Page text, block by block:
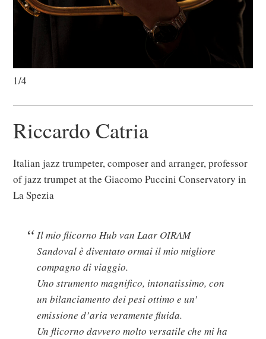
1/4
Riccardo Catria
Italian jazz trumpeter, composer and arranger, professor
of jazz trumpet at the Giacomo Puccini Conservatory in
La Spezia
Il mio flicorno Hub van Laar OIRAM
Sandoval è diventato ormai il mio migliore
compagno di viaggio.
Uno strumento magnifico, intonatissimo, con
un bilanciamento dei pesi ottimo e un’
emissione d’aria veramente fluida.
Un flicorno davvero molto versatile che mi ha